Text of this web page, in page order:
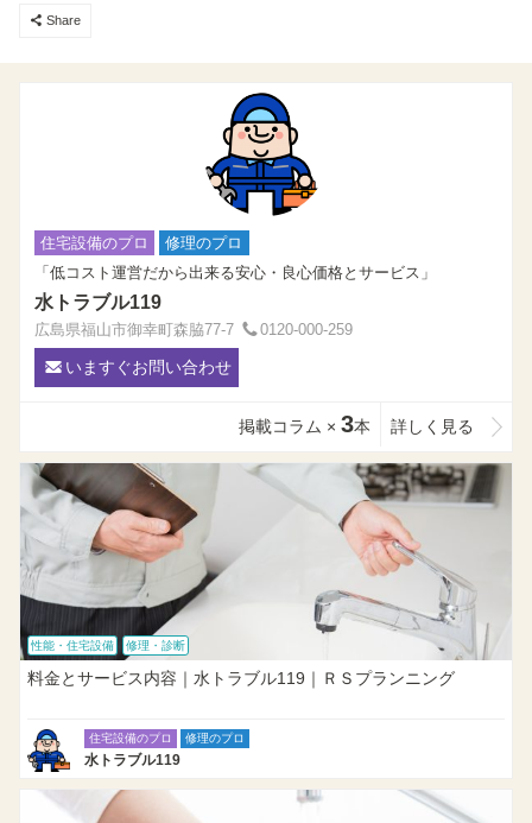
Share
住宅設備のプロ
修理のプロ
「低コスト運営だから出来る安心・良心価格とサービス」
水トラブル119
広島県福山市御幸町森脇77-7 0120-000-259
いますぐお問い合わせ
掲載コラム × 3本 詳しく見る
性能・住宅設備 修理・診断
料金とサービス内容｜水トラブル119｜ＲＳプランニング
住宅設備のプロ 修理のプロ
水トラブル119